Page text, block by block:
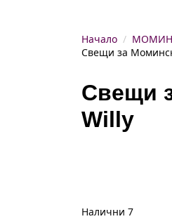
Начало
Свещи за
Свещи
Willy
Налични 7